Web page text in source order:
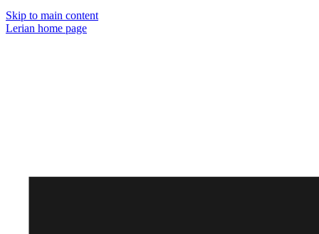
Skip to main content
Lerian home page